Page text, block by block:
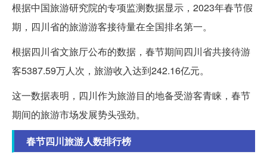
根据中国旅游研究院的专项监测数据显示，2023年春节假
期，四川省的旅游游客接待量在全国排名第一。
根据四川省文旅厅公布的数据，春节期间四川省共接待游
客5387.59万人次，旅游收入达到242.16亿元。
这一数据表明，四川作为旅游目的地备受游客青睐，春节
期间的旅游市场发展势头强劲。
春节四川旅游人数排行榜